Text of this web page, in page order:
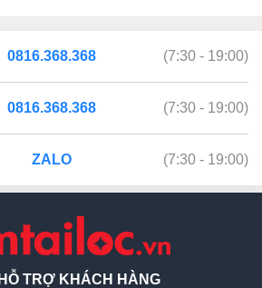
0816.368.368 (7:30 - 19:00)
0816.368.368 (7:30 - 19:00)
ZALO (7:30 - 19:00)
TRỢ KHÁCH HÀNG